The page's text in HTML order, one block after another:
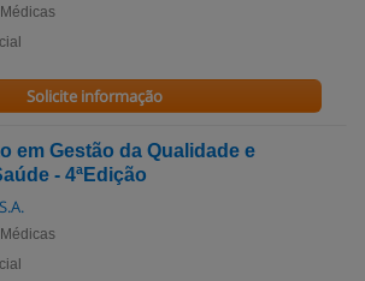
Solicite informação
em Gestão da Qualidade e
- 4ªEdição